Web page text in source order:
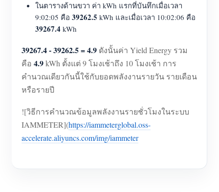
ในตารางด้านขวา ค่า kWh แรกที่บันทึกเมื่อเวลา
9:02:05 คือ 39262.5 kWh และเมื่อเวลา 10:02:06 คือ
39267.4 kWh
39267.4 - 39262.5 = 4.9 ดังนั้นค่า Yield Energy รวม
คือ 4.9kWh ตั้งแต่ 9 โมงเช้าถึง 10 โมงเช้า การ
คำนวณเดียวกันนี้ใช้กับยอดพลังงานรายวัน รายเดือน
หรือรายปี
![วิธีการคำนวณข้อมูลพลังงานรายชั่วโมงในระบบ
IAMMETER](https://iammeterglobal.oss-
accelerate.aliyuncs.com/img/iammeter